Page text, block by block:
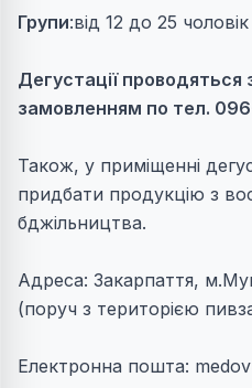
Групи:від 12 до 25 чоловік
Дегустації проводяться
замовленням по тел.
Також, у приміщенні
придбати продукцію з
бджільництва.
Адреса: Закарпаття,
(поруч з територією
Електронна пошта: